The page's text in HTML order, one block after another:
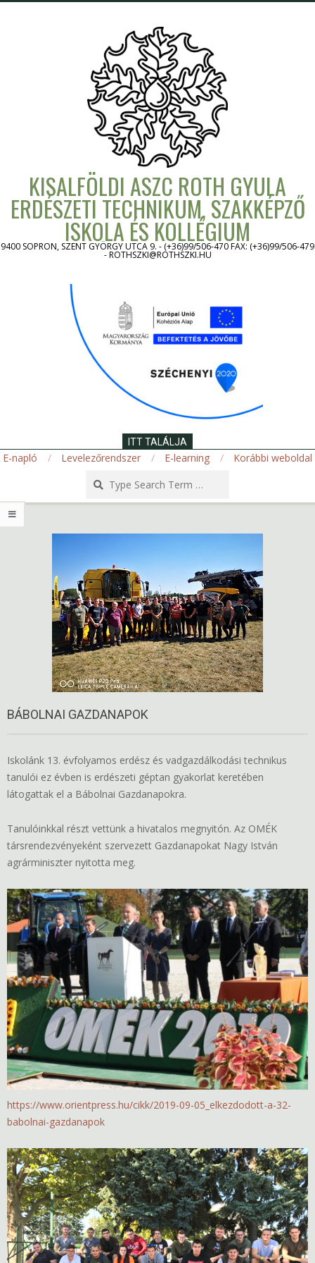
KISALFÖLDI ASZC ROTH GYULA
ERDÉSZETI TECHNIKUM, SZAKKÉPZŐ
ISKOLA ÉS KOLLÉGIUM
9400 SOPRON, SZENT GYÖRGY UTCA 9. - (+36)99/506-470 FAX: (+36)99/506-479
- ROTHSZKI@ROTHSZKI.HU
ITT TALÁLJA
E-napló Levelezőrendszer E-learning
Korábbi weboldal
Secondary
Navigation
BÁBOLNAI GAZDANAPOK
Iskolánk 13. évfolyamos erdész és vadgazdálkodási technikus
tanulói ez évben is erdészeti géptan gyakorlat keretében
látogattak el a Bábolnai Gazdanapokra.
Tanulóinkkal részt vettünk a hivatalos megnyitón. Az OMÉK
társrendezvényeként szervezett Gazdanapokat Nagy István
agrárminiszter nyitotta meg.
https://www.orientpress.hu/cikk/2019-09-05_elkezdodott-a-32-
babolnai-gazdanapok